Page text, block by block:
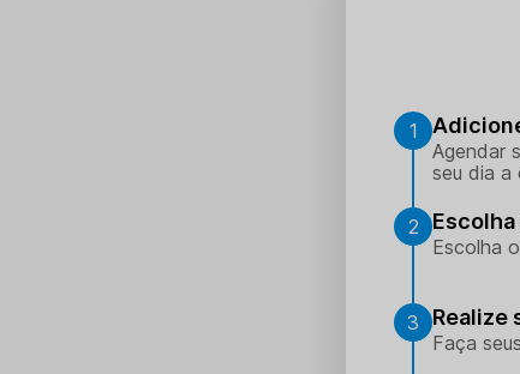
1
Agendar
seu dia a
2
Escolha
3 Realize
Faça